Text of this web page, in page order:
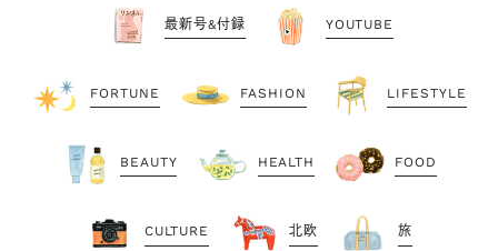
最新号&付録 YOUTUBE
FORTUNE FASHION LIFESTYLE
BEAUTY HEALTH FOOD
CULTURE 北欧 旅